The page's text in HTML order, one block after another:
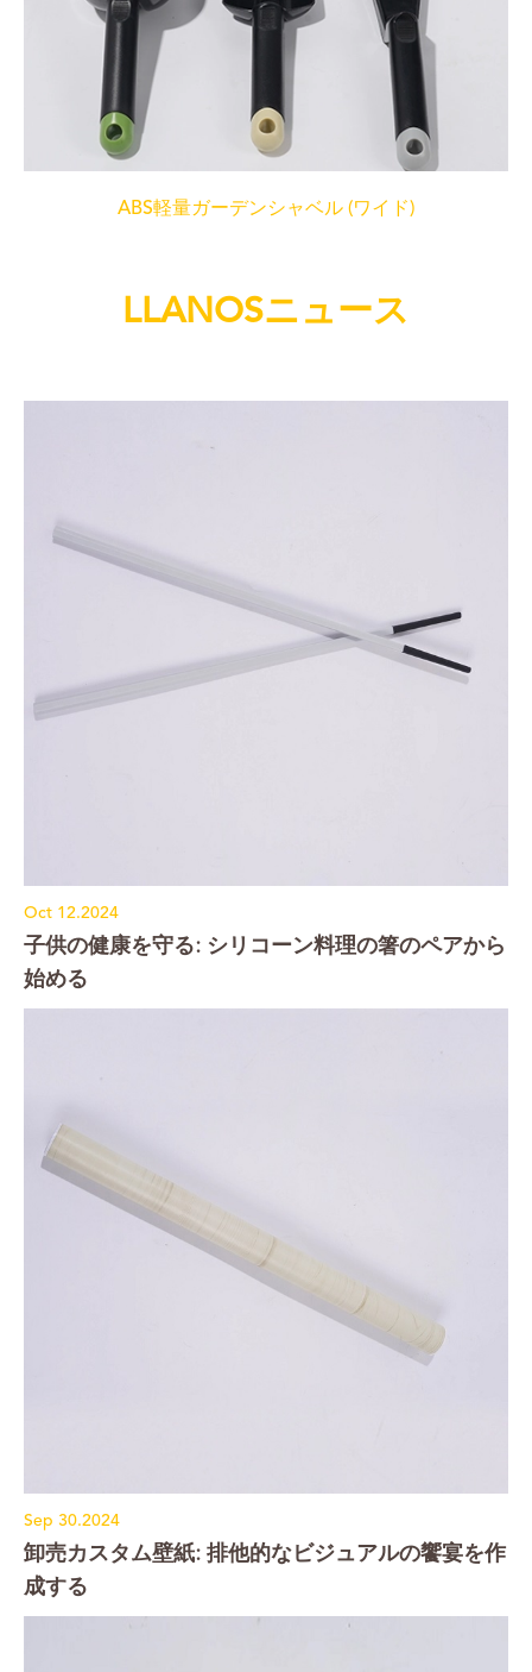
ABS軽量ガーデンシャベル (ワイド)
LLANOSニュース
Oct 12.2024
子供の健康を守る: シリコーン料理の箸のペアから
始める
Sep 30.2024
卸売カスタム壁紙: 排他的なビジュアルの饗宴を作
成する